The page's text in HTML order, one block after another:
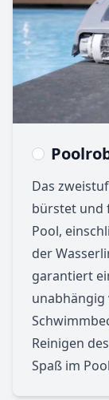
Das
bürstet und
Pool,
der
garantiert
unabhängig
Reinigen
Spaß im